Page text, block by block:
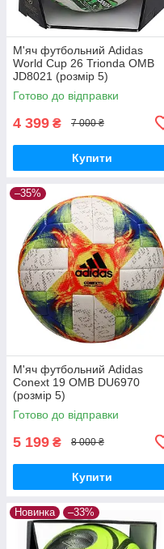
М'яч футбольний Adidas
World Cup 26 Trionda OMB
JD8021 (розмір 5)
Готово до відправки
4 399 ₴ 7 000 ₴
Купити
–35%
М'яч футбольний Adidas
Conext 19 OMB DU6970
(розмір 5)
Готово до відправки
5 199 ₴ 8 000 ₴
Купити
Новинка –33%